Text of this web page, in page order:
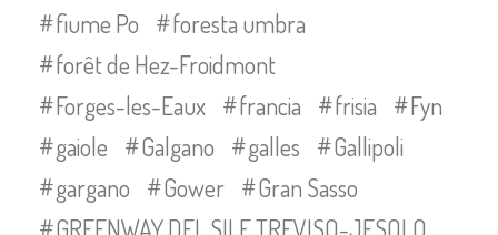
fiume Po
foresta umbra
forêt de Hez-Froidmont
Forges-les-Eaux
francia frisia
Fyn
gaiole
Galgano galles
Gallipoli
gargano
Gower
Gran Sasso
GREENWAY DEL SILE TREVISO-JESOLO